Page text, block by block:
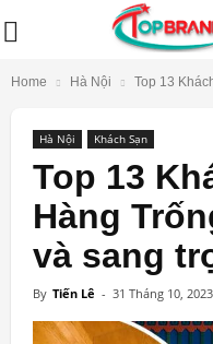
Home Hà Nội Top 13
Hà Nội Khách Sạn
Top 13
Hàng
và sang
By Tiến Lê - 31 Tháng 10, 2023